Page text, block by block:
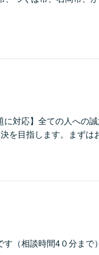
に対応】全ての人への
を目指します。まずは
（相談時間4０分まで